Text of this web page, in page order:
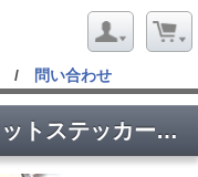
/ 問い合わせ
オーダーメイド・車用マグネットステッカー、DOG IN CAR